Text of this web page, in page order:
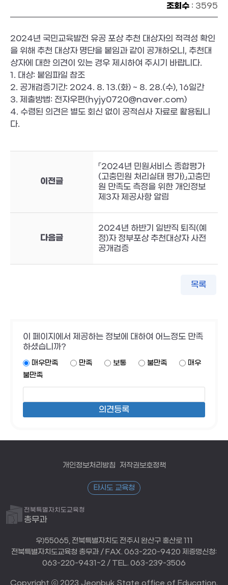
조회수 : 3595
2024년 국민교육발전 유공 포상 추천 대상자의 적격성 확인
을 위해 추천 대상자 명단을 붙임과 같이 공개하오니, 추천대
상자에 대한 의견이 있는 경우 제시하여 주시기 바랍니다.
1. 대상: 붙임파일 참조
2. 공개검증기간: 2024. 8. 13.(화) ~ 8. 28.(수), 16일간
3. 제출방법: 전자우편(hyjy0720@naver.com)
4. 수렴된 의견은 별도 회신 없이 공적심사 자료로 활용됩니
다.
이전글
「2024년 민원서비스 종합평가
(고충민원 처리실태 평가)」고충민
원 만족도 측정을 위한 개인정보
제3자 제공사항 알림
다음글
2024년 하반기 일반직 퇴직(예
정)자 정부포상 추천대상자 사전
공개검증
목록
이 페이지에서 제공하는 정보에 대하여 어느정도 만족
하셨습니까?
매우만족 만족 보통 불만족
매우
불만족
개인정보처리방침 저작권보호정책
타시도 교육청
전북특별자치도교육청
총무과
우)55065, 전북특별자치도 전주시 완산구 홍산로 111
전북특별자치도교육청 총무과 / FAX. 063-220-9420 제증명신청:
063-220-9431~2 / TEL. 063-239-3506
Copyright ⓒ 2023 Jeonbuk State office of Education.